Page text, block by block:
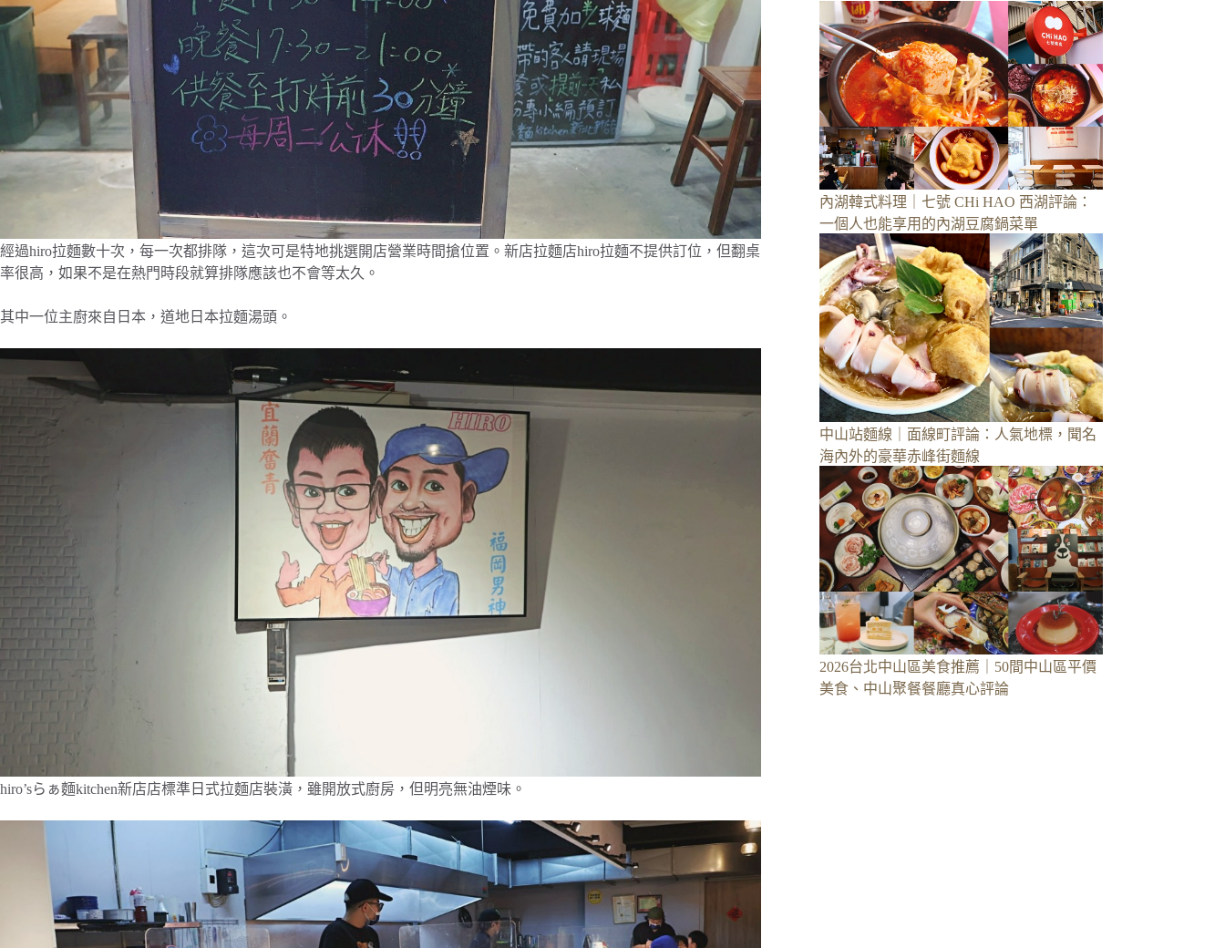
經過hiro拉麵數十次，每一次都排隊，這次可是特地挑選開店營業時間搶位置。新店拉麵店hiro拉麵不提供訂位，但翻桌
率很高，如果不是在熱門時段就算排隊應該也不會等太久。
其中一位主廚來自日本，道地日本拉麵湯頭。
hiro’sらぁ麵kitchen新店店標準日式拉麵店裝潢，雖開放式廚房，但明亮無油煙味。
內湖韓式料理｜七號 CHi HAO 西湖評論：
一個人也能享用的內湖豆腐鍋菜單
中山站麵線｜面線町評論：人氣地標，聞名
海內外的豪華赤峰街麵線
2026台北中山區美食推薦｜50間中山區平價
美食、中山聚餐餐廳真心評論